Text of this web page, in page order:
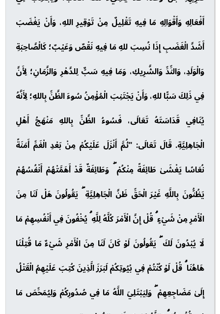
أَفْعَالِهِ وَأَقْوَالِهِ مَا فِيهِ تَقْلِيلٌ مِنْ تَوْقِيرِ اللهِ، وَأَنْ يَغْضَبَ
أَشَدَّ الْغَضَبِ إِذَا نُسِبَ للهِ مَا فِيهِ نَقْصٌ وَعَيْبٌ؛ كَالْصَّاحِبَةِ
وَالْوَلَدِ، وَالنِّدِّ وَالشَّرِيكِ، وَمَا فِيهِ سَبٌّ لِلدَّهْرِ وَالزَّمَانِ؛ لِأَنَّ
فِي ذَلِكَ سَبًّا للهِ، وَأَنْ يَجْتَنِبَ الْمُؤْمِنُ سُوءَ الظَّنِّ بِاللهِ؛ لِأَنَّهُ
يُنَافِي قَدَاسَتَهُ تَعَالَى، فَسُوءُ الظَّنِّ بِاللهِ مَنْهَجُ أَهْلِ
الْجَاهِلِيَّةِ. قَالَ تَعَالَى: "ثُمَّ أَنْزَلَ عَلَيْكُمْ مِنْ بَعْدِ الْغَمِّ أَمَنَةً
نُعَاسًا يَغْشَىٰ طَائِفَةً مِنْكُمْ ۖ وَطَائِفَةٌ قَدْ أَهَمَّتْهُمْ أَنْفُسُهُمْ
يَظُنُّونَ بِاللَّهِ غَيْرَ الْحَقِّ ظَنَّ الْجَاهِلِيَّةِ ۖ يَقُولُونَ هَلْ لَنَا مِنَ
الْأَمْرِ مِنْ شَيْءٍ ۗ قُلْ إِنَّ الْأَمْرَ كُلَّهُ لِلَّهِ ۗ يُخْفُونَ فِي أَنْفُسِهِمْ مَا
لَا يُبْدُونَ لَكَ ۖ يَقُولُونَ لَوْ كَانَ لَنَا مِنَ الْأَمْرِ شَيْءٌ مَا قُتِلْنَا
هَاهُنَا ۗ قُلْ لَوْ كُنْتُمْ فِي بُيُوتِكُمْ لَبَرَزَ الَّذِينَ كُتِبَ عَلَيْهِمُ الْقَتْلُ
إِلَىٰ مَضَاجِعِهِمْ ۖ وَلِيَبْتَلِيَ اللَّهُ مَا فِي صُدُورِكُمْ وَلِيُمَحِّصَ مَا